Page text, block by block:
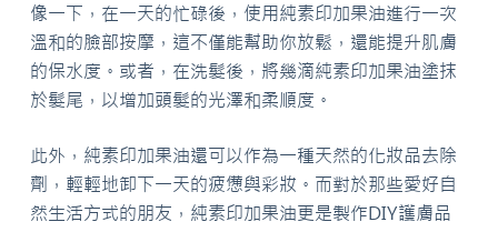
像一下，在一天的忙碌後，使用純素印加果油進行一次
溫和的臉部按摩，這不僅能幫助你放鬆，還能提升肌膚
的保水度。或者，在洗髮後，將幾滴純素印加果油塗抹
於髮尾，以增加頭髮的光澤和柔順度。
此外，純素印加果油還可以作為一種天然的化妝品去除
劑，輕輕地卸下一天的疲憊與彩妝。而對於那些愛好自
然生活方式的朋友，純素印加果油更是製作DIY護膚品